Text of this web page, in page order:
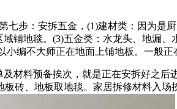
七步：安拆五金，(1)建材类：因为是
铺地毯。(3)五金类：水龙头、地漏
编不大师正在地面上铺地板。一般正
料预备挨次，就是正在安拆好之后
砖、地板取地毯。家居拆修材料入